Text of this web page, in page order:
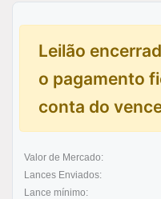
Leilão
o pagamento
conta do
Valor de Mercado:
Lances Enviados:
Lance mínimo: